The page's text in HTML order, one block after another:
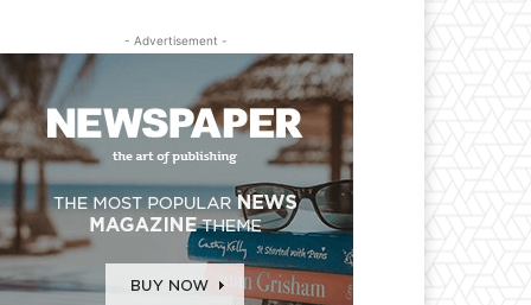
- Advertisement -